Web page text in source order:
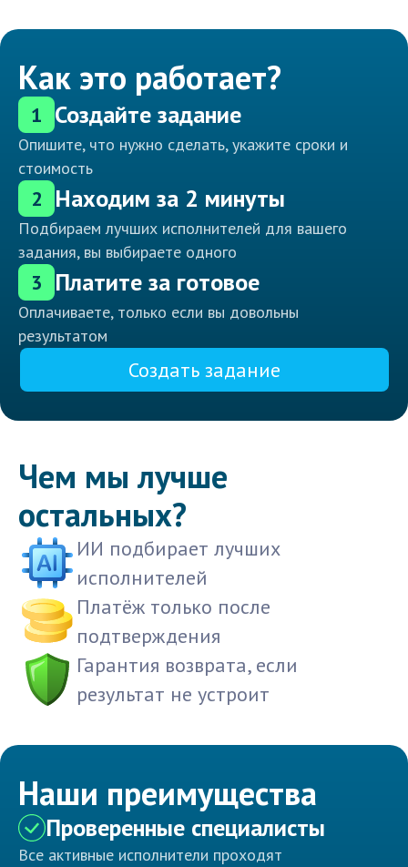
Как это работает?
1 Создайте задание
Опишите, что нужно сделать, укажите сроки и
стоимость
2 Находим за 2 минуты
Подбираем лучших исполнителей для вашего
задания, вы выбираете одного
3 Платите за готовое
Оплачиваете, только если вы довольны
результатом
Создать задание
Чем мы лучше
остальных?
ИИ подбирает лучших
исполнителей
Платёж только после
подтверждения
Гарантия возврата, если
результат не устроит
Наши преимущества
Проверенные специалисты
Все активные исполнители проходят